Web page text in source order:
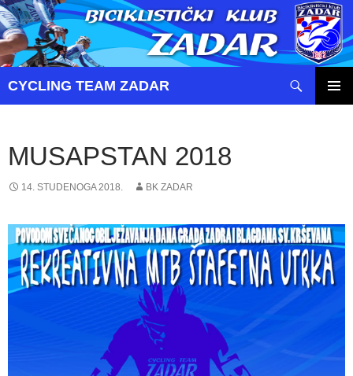
CYCLING TEAM ZADAR
MUSAPSTAN 2018
14. STUDENOGA 2018. BK ZADAR